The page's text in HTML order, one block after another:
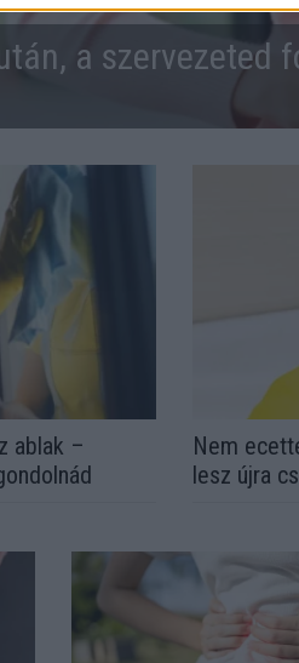
a szervezeted
ablak –
Nem
lesz újra